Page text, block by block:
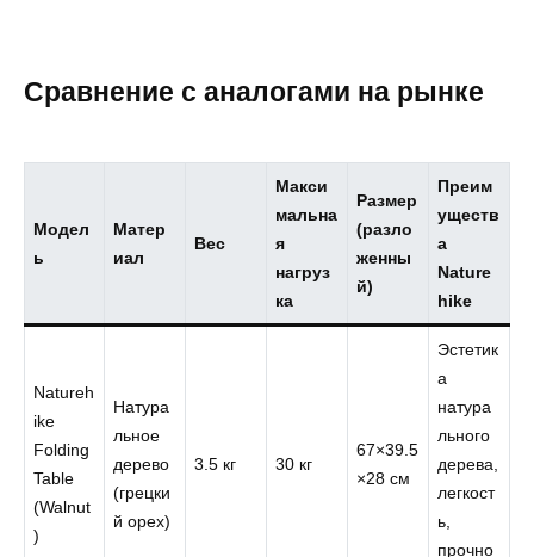
Сравнение с аналогами на рынке
Модел
ь
Матер
иал
Вес
Макси
мальна
я
нагруз
ка
Размер
(разло
женны
й)
Преим
уществ
а
Nature
hike
Natureh
ike
Folding
Table
(Walnut
)
Натура
льное
дерево
(грецки
й орех)
3.5 кг 30 кг
67×39.5
×28 см
Эстетик
а
натура
льного
дерева,
легкост
ь,
прочно